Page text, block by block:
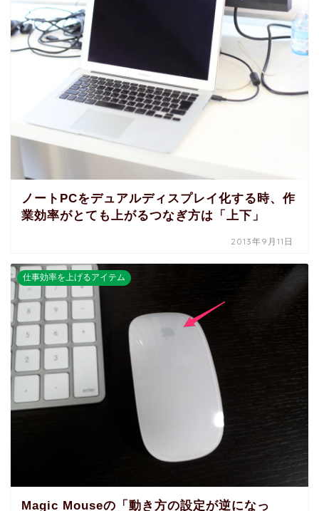
ノートPCをデュアルディスプレイ化する時、作
業効率がとても上がるつなぎ方は「上下」
2013年9月11日
仕事効率を上げるアイテム
Magic Mouseの「動き方の設定が逆になっ